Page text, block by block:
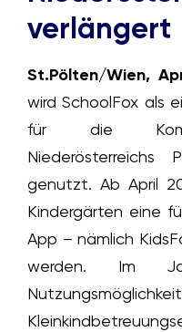
verlängert
St.Pölten/Wien,
wird SchoolFox als
für die
Niederösterreichs
genutzt. Ab April
Kindergärten eine
App – nämlich
werden. Im